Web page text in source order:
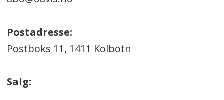
Postadresse:
Postboks 11, 1411 Kolbotn
Salg: